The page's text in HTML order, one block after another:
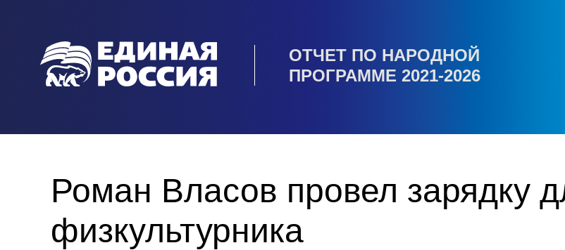
ОТЧЕТ ПО НАРОДНОЙ
ПРОГРАММЕ 2021-2026
Роман Власов провел зарядку
физкультурника